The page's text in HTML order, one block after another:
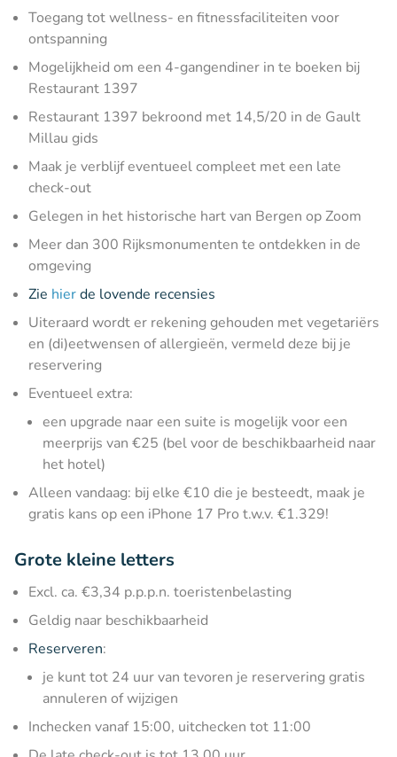
Toegang tot wellness- en fitnessfaciliteiten voor
ontspanning
Mogelijkheid om een 4-gangendiner in te boeken bij
Restaurant 1397
Restaurant 1397 bekroond met 14,5/20 in de Gault
Millau gids
Maak je verblijf eventueel compleet met een late
check-out
Gelegen in het historische hart van Bergen op Zoom
Meer dan 300 Rijksmonumenten te ontdekken in de
omgeving
Zie hierde lovende recensies
Uiteraard wordt er rekening gehouden met vegetariërs
en (di)eetwensen of allergieën, vermeld deze bij je
reservering
Eventueel extra:
een upgrade naar een suite is mogelijk voor een
meerprijs van €25 (bel voor de beschikbaarheid naar
het hotel)
Alleen vandaag: bij elke €10 die je besteedt, maak je
gratis kans op een iPhone 17 Pro t.w.v. €1.329!
Grote kleine letters
Excl. ca. €3,34 p.p.p.n. toeristenbelasting
Geldig naar beschikbaarheid
Reserveren:
je kunt tot 24 uur van tevoren je reservering gratis
annuleren of wijzigen
Inchecken vanaf 15:00, uitchecken tot 11:00